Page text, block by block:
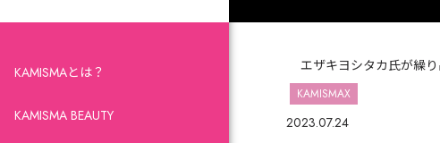
KAMISMAとは？
KAMISMA BEAUTY
エザキヨシタカ氏が繰
KAMISMAX
2023.07.24